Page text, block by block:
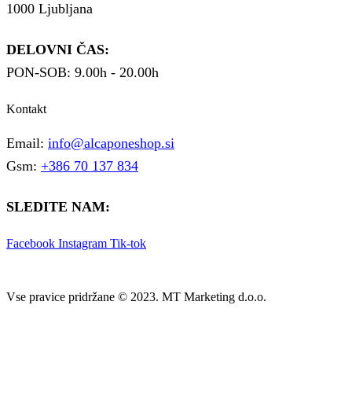
1000 Ljubljana
DELOVNI ČAS:
PON-SOB: 9.00h - 20.00h
Kontakt
Email: info@alcaponeshop.si
Gsm: +386 70 137 834
SLEDITE NAM:
Facebook Instagram Tik-tok
Vse pravice pridržane © 2023. MT Marketing d.o.o.